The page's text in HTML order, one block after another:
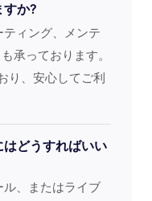
すか?
ィング、メンテ
承っております。
り、安心してご利
どうすればいい
、またはライブ